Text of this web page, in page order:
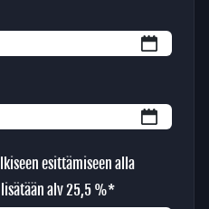
esittämiseen alla
alv 25,5 %*